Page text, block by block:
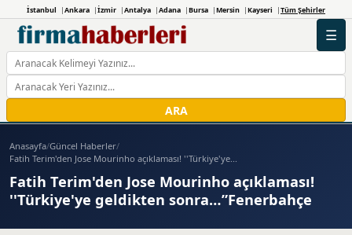
İstanbul Ankara İzmir Antalya Adana Bursa Mersin Kayseri Tüm Şehirler
ARA
☰
Anasayfa/Güncel Haberler/
Fatih Terim'den Jose Mourinho açıklaması! ''Türkiye'ye...
Fatih Terim'den Jose Mourinho açıklaması!
''Türkiye'ye geldikten sonra…”Fenerbahçe